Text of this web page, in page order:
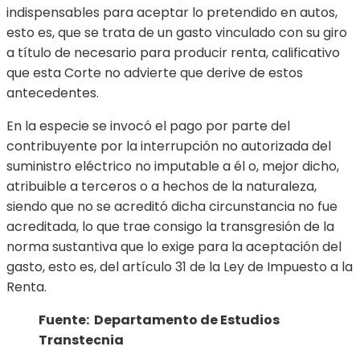
indispensables para aceptar lo pretendido en autos,
esto es, que se trata de un gasto vinculado con su giro
a título de necesario para producir renta, calificativo
que esta Corte no advierte que derive de estos
antecedentes.
En la especie se invocó el pago por parte del
contribuyente por la interrupción no autorizada del
suministro eléctrico no imputable a él o, mejor dicho,
atribuible a terceros o a hechos de la naturaleza,
siendo que no se acreditó dicha circunstancia no fue
acreditada, lo que trae consigo la transgresión de la
norma sustantiva que lo exige para la aceptación del
gasto, esto es, del artículo 31 de la Ley de Impuesto a la
Renta.
Fuente: Departamento de Estudios
Transtecnia